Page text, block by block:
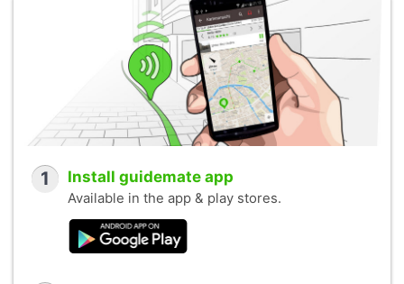
1 Install guidemate app
Available in the app & play stores.